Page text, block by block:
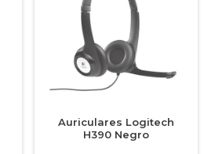
Auriculares Logitech
H390 Negro